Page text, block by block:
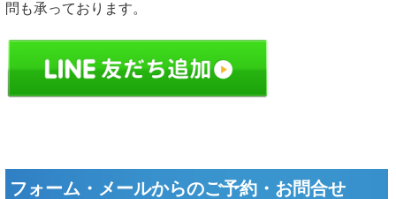
問も承っております。
フォーム・メールからのご予約・お問合せ